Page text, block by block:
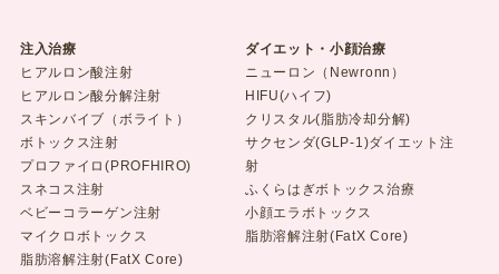
注入治療
ヒアルロン酸注射
ヒアルロン酸分解注射
スキンバイブ（ボライト）
ボトックス注射
プロファイロ(PROFHIRO)
スネコス注射
ベビーコラーゲン注射
マイクロボトックス
脂肪溶解注射(FatX Core)
ダイエット・小顔治療
ニューロン（Newronn）
HIFU(ハイフ)
クリスタル(脂肪冷却分解)
サクセンダ(GLP-1)ダイエット注
射
ふくらはぎボトックス治療
小顔エラボトックス
脂肪溶解注射(FatX Core)